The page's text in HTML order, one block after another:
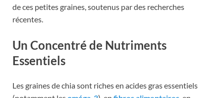
de ces petites graines, soutenus par des recherches
récentes.
Un Concentré de Nutriments
Essentiels
Les graines de chia sont riches en acides gras essentiels